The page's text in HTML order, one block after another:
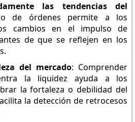
las tendencias del
de órdenes permite a los
cambios en el impulso de
de que se reflejen en los
del mercado: Comprender
la liquidez ayuda a los
la fortaleza o debilidad del
la detección de retrocesos